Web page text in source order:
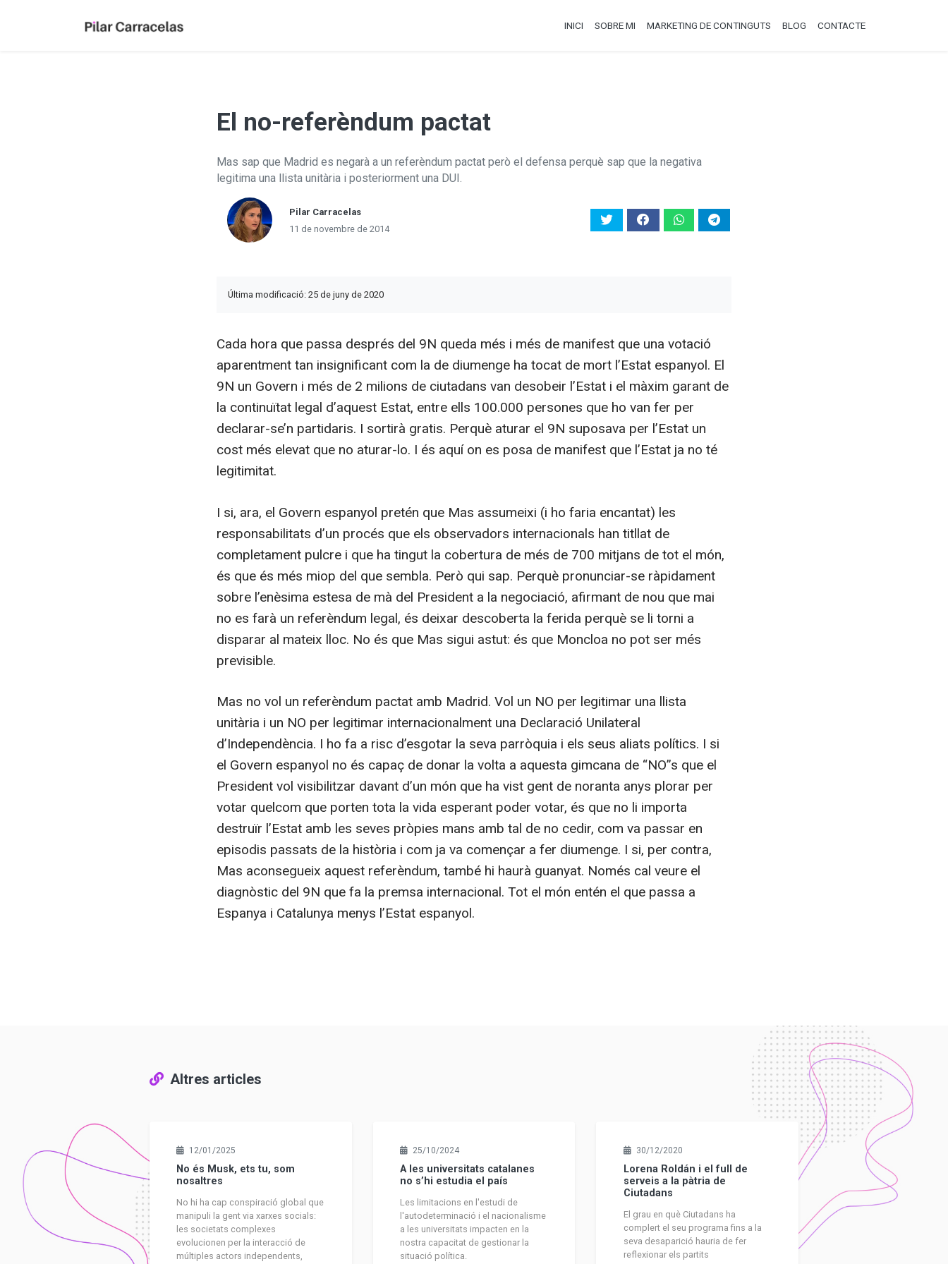
INICI SOBRE MI MARKETING DE CONTINGUTS BLOG CONTACTE
El no-referèndum pactat
Mas sap que Madrid es negarà a un referèndum pactat però el defensa perquè sap que la negativa
legitima una llista unitària i posteriorment una DUI.
Pilar Carracelas
11 de novembre de 2014
Última modificació: 25 de juny de 2020
Cada hora que passa després del 9N queda més i més de manifest que una votació
aparentment tan insignificant com la de diumenge ha tocat de mort l’Estat espanyol. El
9N un Govern i més de 2 milions de ciutadans van desobeir l’Estat i el màxim garant de
la continuïtat legal d’aquest Estat, entre ells 100.000 persones que ho van fer per
declarar-se’n partidaris. I sortirà gratis. Perquè aturar el 9N suposava per l’Estat un
cost més elevat que no aturar-lo. I és aquí on es posa de manifest que l’Estat ja no té
legitimitat.
I si, ara, el Govern espanyol pretén que Mas assumeixi (i ho faria encantat) les
responsabilitats d’un procés que els observadors internacionals han titllat de
completament pulcre i que ha tingut la cobertura de més de 700 mitjans de tot el món,
és que és més miop del que sembla. Però qui sap. Perquè pronunciar-se ràpidament
sobre l’enèsima estesa de mà del President a la negociació, afirmant de nou que mai
no es farà un referèndum legal, és deixar descoberta la ferida perquè se li torni a
disparar al mateix lloc. No és que Mas sigui astut: és que Moncloa no pot ser més
previsible.
Mas no vol un referèndum pactat amb Madrid. Vol un NO per legitimar una llista
unitària i un NO per legitimar internacionalment una Declaració Unilateral
d’Independència. I ho fa a risc d’esgotar la seva parròquia i els seus aliats polítics. I si
el Govern espanyol no és capaç de donar la volta a aquesta gimcana de “NO”s que el
President vol visibilitzar davant d’un món que ha vist gent de noranta anys plorar per
votar quelcom que porten tota la vida esperant poder votar, és que no li importa
destruïr l’Estat amb les seves pròpies mans amb tal de no cedir, com va passar en
episodis passats de la història i com ja va començar a fer diumenge. I si, per contra,
Mas aconsegueix aquest referèndum, també hi haurà guanyat. Només cal veure el
diagnòstic del 9N que fa la premsa internacional. Tot el món entén el que passa a
Espanya i Catalunya menys l’Estat espanyol.
Altres articles
12/01/2025
No és Musk, ets tu, som
nosaltres
No hi ha cap conspiració global que
manipuli la gent via xarxes socials:
les societats complexes
evolucionen per la interacció de
múltiples actors independents,
25/10/2024
A les universitats catalanes
no s’hi estudia el país
Les limitacions en l'estudi de
l'autodeterminació i el nacionalisme
a les universitats impacten en la
nostra capacitat de gestionar la
situació política.
30/12/2020
Lorena Roldán i el full de
serveis a la pàtria de
Ciutadans
El grau en què Ciutadans ha
complert el seu programa fins a la
seva desaparició hauria de fer
reflexionar els partits